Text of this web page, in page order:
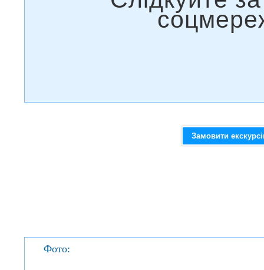
Замовити
Фото: